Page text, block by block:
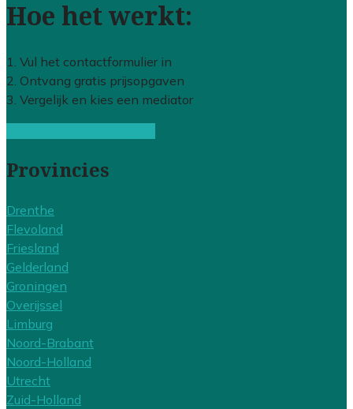
Hoe het werkt:
1. Vul het contactformulier in
2. Ontvang gratis prijsopgaven
3. Vergelijk en kies een mediator
Provincies
Drenthe
Flevoland
Friesland
Gelderland
Groningen
Overijssel
Limburg
Noord-Brabant
Noord-Holland
Utrecht
Zuid-Holland